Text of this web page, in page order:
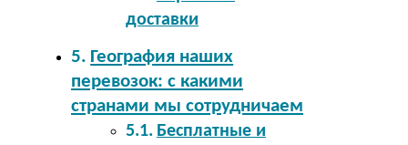
доставки
География наших
перевозок: с какими
странами мы сотрудничаем
Бесплатные и